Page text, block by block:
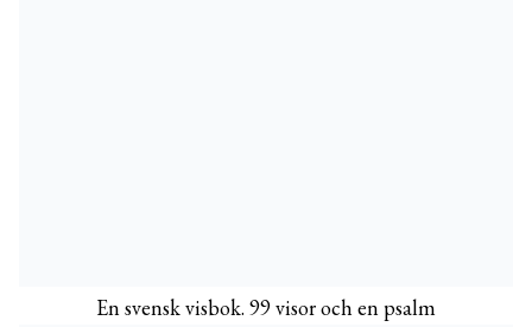
En svensk visbok. 99 visor och en psalm